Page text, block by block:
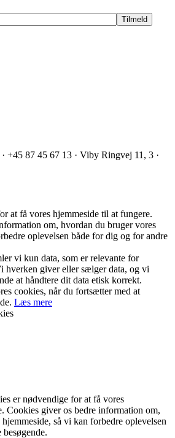
· +45 87 45 67 13 · Viby Ringvej 11, 3 ·
at få vores hjemmeside til at fungere.
om, hvordan du bruger vores
oplevelsen både for dig og for andre
vi kun data, som er relevante for
hverken giver eller sælger data, og vi
at håndtere dit data etisk korrekt.
cookies, når du fortsætter med at
Læs mere
er nødvendige for at få vores
Cookies giver os bedre information om,
så vi kan forbedre oplevelsen